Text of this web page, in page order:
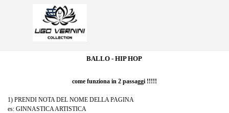
Salta menù
BALLO - HIP HOP
come funziona in 2 passaggi !!!!!
1) PRENDI NOTA DEL NOME DELLA PAGINA
es: GINNASTICA ARTISTICA